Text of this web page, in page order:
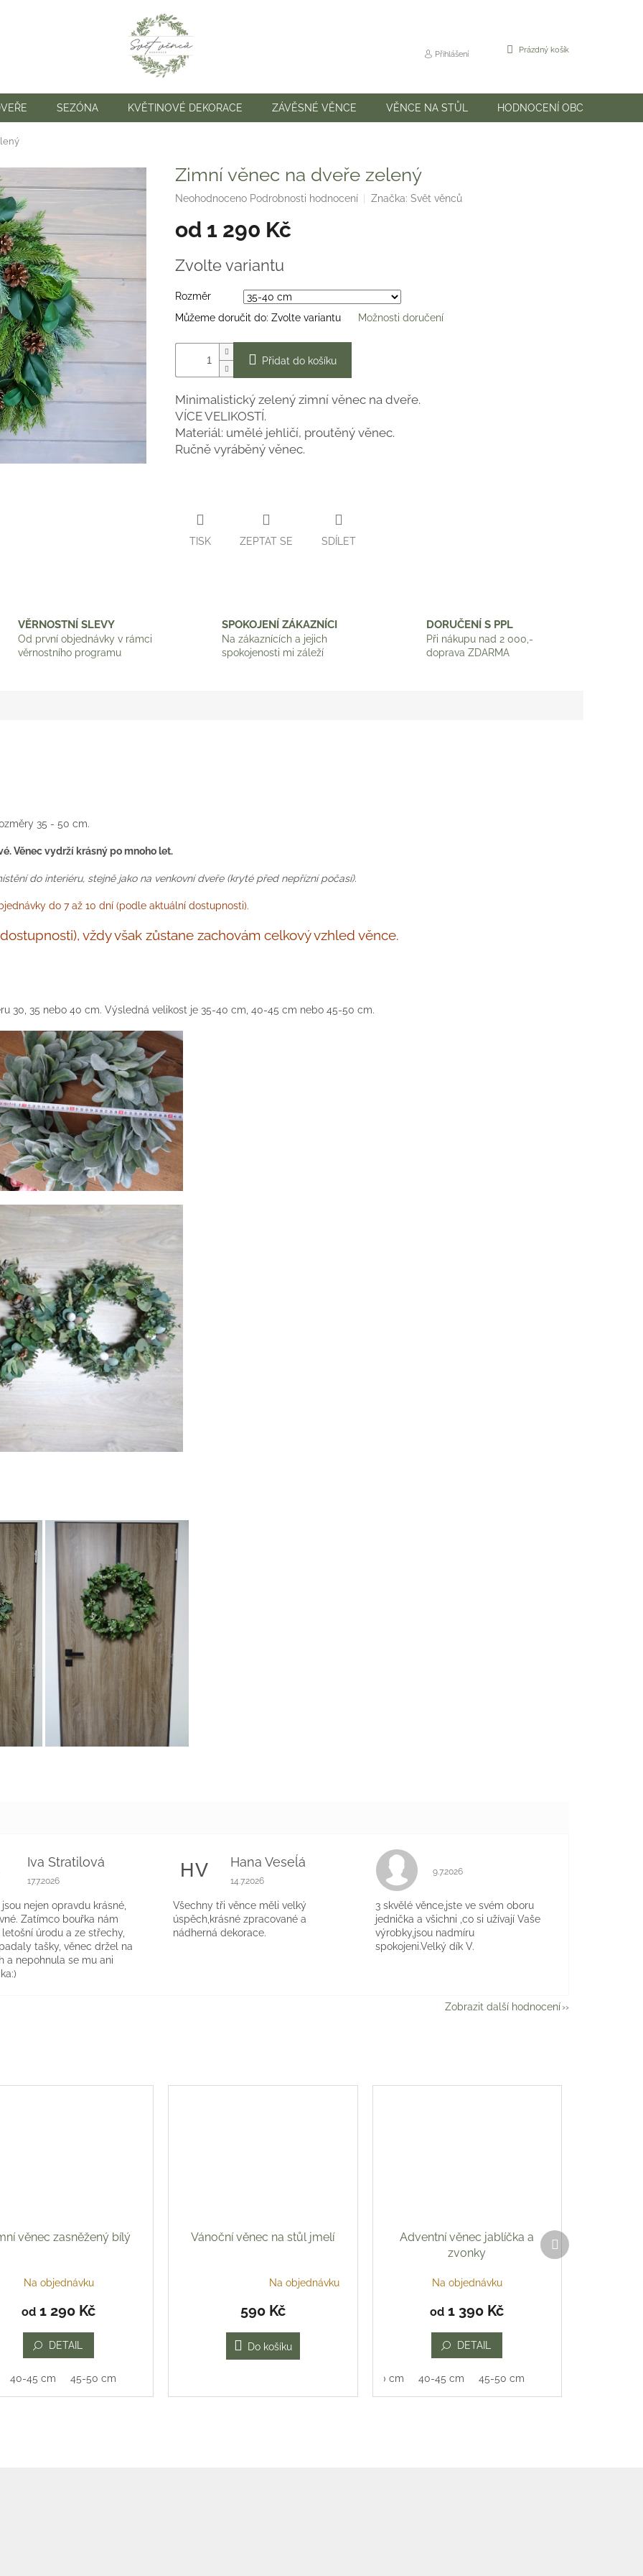
Přihlášení
NÁKUPNÍ
Prázdný košík
SEZÓNA KVĚTINOVÉ DEKORACE ZÁVĚSNÉ VĚNCE VĚNCE NA STŮL HODNOCENÍ OBCHODU
Zimní věnec na dveře zelený
Průměrné
produktu
je
z
hvězdiček.
Neohodnoceno Podrobnosti hodnocení Značka: Svět věnců
od 1 290 Kč
cena:
Zvolte variantu
Rozměr
Můžeme doručit do: Zvolte variantu Možnosti doručení
Přidat do košíku
Minimalistický zelený zimní věnec na dveře.
VÍCE VELIKOSTÍ.
Materiál: umělé jehličí, proutěný věnec.
Ručně vyráběný věnec.
TISK ZEPTAT SE SDÍLET
VĚRNOSTNÍ SLEVY
Od první objednávky v rámci
věrnostního programu
SPOKOJENÍ ZÁKAZNÍCI
Na zákaznících a jejich
spokojenosti mi záleží
DORUČENÍ S PPL
Při nákupu nad 2 000,-
doprava ZDARMA
věnec zasněžený bílý
Na objednávku
od 1 290 Kč
DETAIL
40-45 cm 45-50 cm
Vánoční věnec na stůl jmelí
Na objednávku
590 Kč
Do košíku
Adventní věnec jablíčka a
zvonky
Na objednávku
od 1 390 Kč
DETAIL
35-40 cm 40-45 cm 45-50 cm
Další
produkt
35 - 50 cm.
Věnec vydrží krásný po mnoho let.
do interiéru, stejně jako na venkovní dveře (kryté před nepřízní počasí).
do 7 až 10 dní (podle aktuální dostupnosti).
vždy však zůstane zachovám celkový vzhled věnce.
30, 35 nebo 40 cm. Výsledná velikost je 35-40 cm, 40-45 cm nebo 45-50 cm.
Iva Stratilová
Hodnocení obchodu je 5 z 5 hvězdiček.
17.7.2026
nejen opravdu krásné,
Zatímco bouřka nám
úrodu a ze střechy,
tašky, věnec držel na
a nepohnula se mu ani
HV Hana Veseĺá
Hodnocení obchodu je 5 z 5 hvězdiček.
14.7.2026
Všechny tři věnce měli velký
úspěch,krásné zpracované a
nádherná dekorace.
Hodnocení obchodu je 5 z 5 hvězdiček.
9.7.2026
3 skvělé věnce,jste ve svém oboru
jednička a všichni ,co si užívají Vaše
výrobky,jsou nadmíru
spokojeni.Velký dík V.
Zobrazit další hodnocení